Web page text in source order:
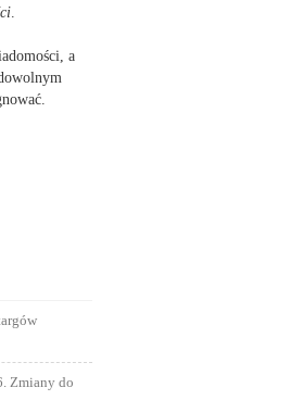
.
a
Zmiany do